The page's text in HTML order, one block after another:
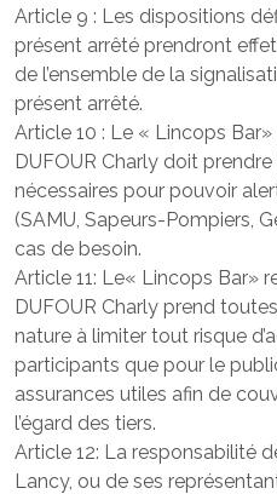
Article 9 : Les dispositions
présent arrêté prendront
de l’ensemble de la
présent arrêté.
Article 10 : Le « Lincops
DUFOUR Charly doit
nécessaires pour pouvoir
(SAMU, Sapeurs-Pompiers,
cas de besoin.
Article 11: Le« Lincops Bar»
DUFOUR Charly prend
nature à limiter tout risque
participants que pour le
assurances utiles afin de
l’égard des tiers.
Article 12: La responsabilité
Lancy, ou de ses